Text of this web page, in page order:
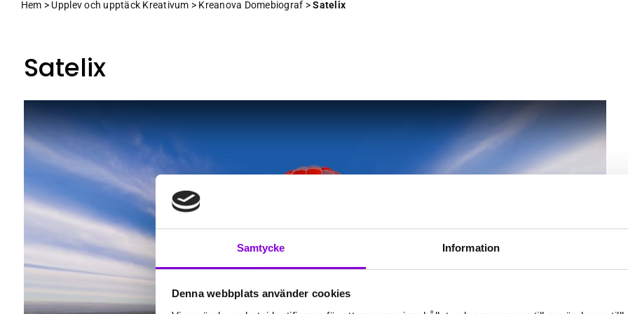
Samtycke Information
Denna webbplats använder cookies
Hem > Upplev och upptäck Kreativum > Kreanova Domebiograf >Satelix
Satelix